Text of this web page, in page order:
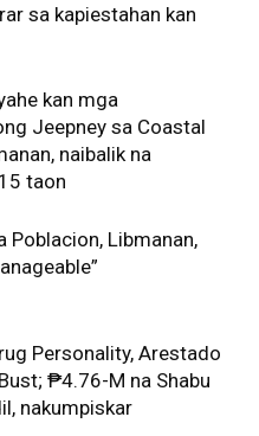
sa kapiestahan kan
kan mga
Jeepney sa Coastal
naibalik na
taon
Poblacion, Libmanan,
Personality, Arestado
₱4.76-M na Shabu
nakumpiskar